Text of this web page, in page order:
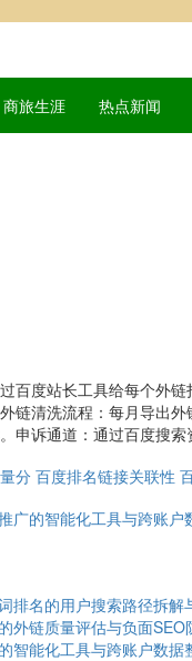
商旅生涯 热点新闻
百度站长工具给每个外
链清洗流程：每月导出
申诉通道：通过百度搜
分 百度排名链接关联性
广的智能化工具与跨账户
排名的用户搜索路径拆解
外链质量评估与负面SEO
智能化工具与跨账户数据